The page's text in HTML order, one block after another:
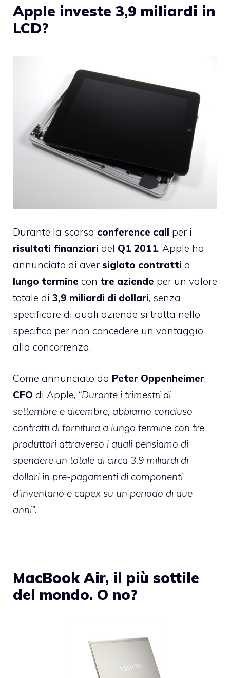
Apple investe 3,9 miliardi in
LCD?
Durante la scorsa conference call per i
risultati finanziari del Q1 2011, Apple ha
annunciato di aver siglato contratti a
lungo termine con tre aziende per un valore
totale di 3,9 miliardi di dollari, senza
specificare di quali aziende si tratta nello
specifico per non concedere un vantaggio
alla concorrenza.
Come annunciato da Peter Oppenheimer,
CFO di Apple, “Durante i trimestri di
settembre e dicembre, abbiamo concluso
contratti di fornitura a lungo termine con tre
produttori attraverso i quali pensiamo di
spendere un totale di circa 3,9 miliardi di
dollari in pre-pagamenti di componenti
d’inventario e capex su un periodo di due
anni”.
MacBook Air, il più sottile
del mondo. O no?